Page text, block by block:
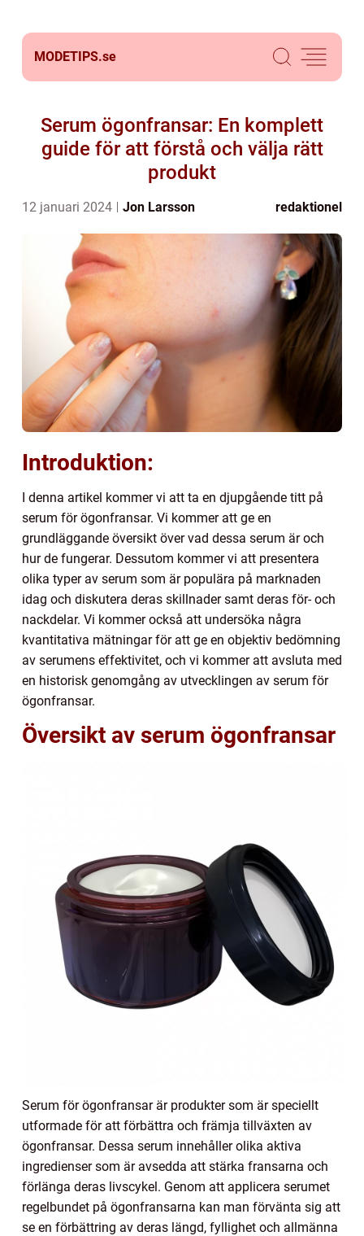
MODETIPS.se
Serum ögonfransar: En komplett
guide för att förstå och välja rätt
produkt
12 januari 2024 Jon Larsson redaktionel
Introduktion:
I denna artikel kommer vi att ta en djupgående titt på
serum för ögonfransar. Vi kommer att ge en
grundläggande översikt över vad dessa serum är och
hur de fungerar. Dessutom kommer vi att presentera
olika typer av serum som är populära på marknaden
idag och diskutera deras skillnader samt deras för- och
nackdelar. Vi kommer också att undersöka några
kvantitativa mätningar för att ge en objektiv bedömning
av serumens effektivitet, och vi kommer att avsluta med
en historisk genomgång av utvecklingen av serum för
ögonfransar.
Översikt av serum ögonfransar
Serum för ögonfransar är produkter som är speciellt
utformade för att förbättra och främja tillväxten av
ögonfransar. Dessa serum innehåller olika aktiva
ingredienser som är avsedda att stärka fransarna och
förlänga deras livscykel. Genom att applicera serumet
regelbundet på ögonfransarna kan man förvänta sig att
se en förbättring av deras längd, fyllighet och allmänna